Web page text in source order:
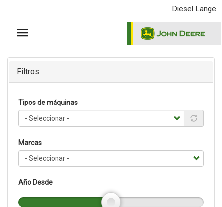
principal
Diesel Lange
Filtros
Tipos de máquinas
Marcas
Año Desde